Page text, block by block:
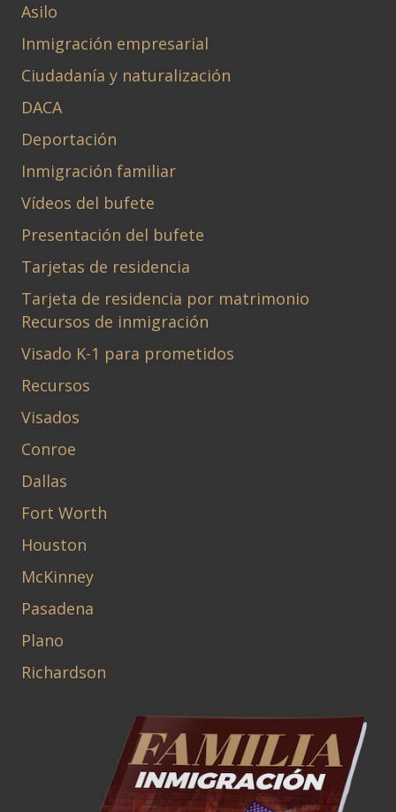
Asilo
Inmigración empresarial
Ciudadanía y naturalización
DACA
Deportación
Inmigración familiar
Vídeos del bufete
Presentación del bufete
Tarjetas de residencia
Tarjeta de residencia por matrimonio
Recursos de inmigración
Visado K-1 para prometidos
Recursos
Visados
Conroe
Dallas
Fort Worth
Houston
McKinney
Pasadena
Plano
Richardson